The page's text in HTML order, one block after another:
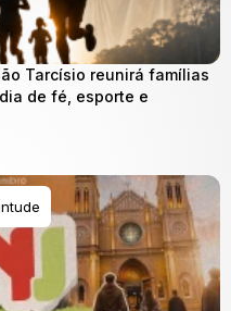
Tarcísio reunirá famílias
de fé, esporte e